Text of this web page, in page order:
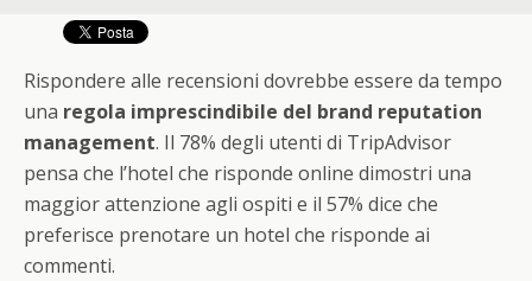
Rispondere alle recensioni dovrebbe essere da tempo
una regola imprescindibile del brand reputation
management. Il 78% degli utenti di TripAdvisor
pensa che l’hotel che risponde online dimostri una
maggior attenzione agli ospiti e il 57% dice che
preferisce prenotare un hotel che risponde ai
commenti.